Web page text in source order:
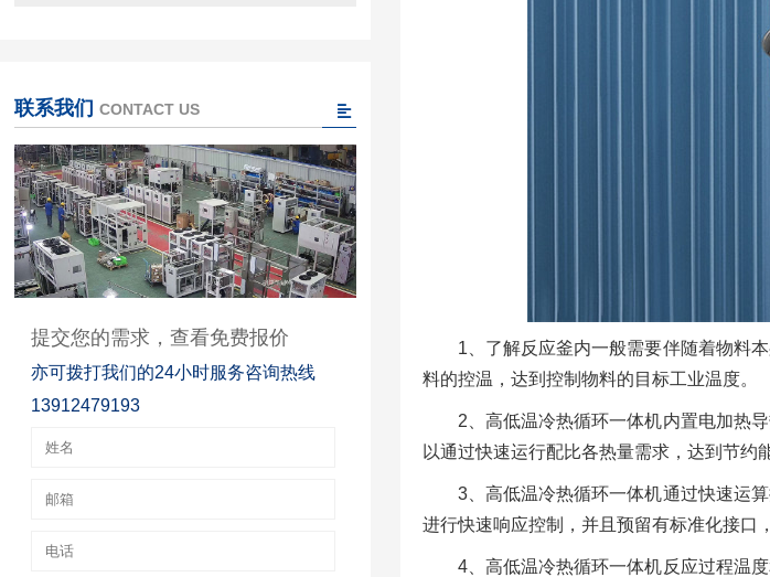
1、了解反应釜内一般需要伴随着物料
料的控温，达到控制物料的目标工业温度。
2、高低温冷热循环一体机内置电加热
以通过快速运行配比各热量需求，达到节约
3、高低温冷热循环一体机通过快速运
进行快速响应控制，并且预留有标准化接口
4、高低温冷热循环一体机反应过程温
联系我们 CONTACT US
提交您的需求，查看免费报价
亦可拨打我们的24小时服务咨询热线
13912479193